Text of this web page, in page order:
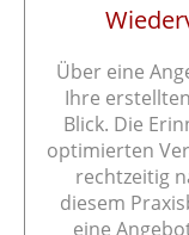
Über eine
Ihre
Blick. Die
optimierten
rechtzeitig
diesem
eine